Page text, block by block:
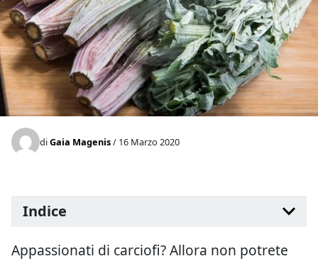
diGaia Magenis/ 16 Marzo 2020
Indice
Appassionati di carciofi? Allora non potrete